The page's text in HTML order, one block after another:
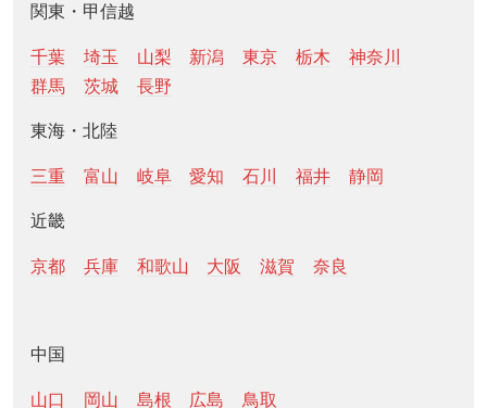
関東・甲信越
千葉 埼玉 山梨 新潟 東京 栃木
神奈川
群馬
茨城 長野
東海・北陸
三重 富山 岐阜 愛知 石川 福井 静岡
近畿
京都 兵庫 和歌山 大阪 滋賀 奈良
中国
山口 岡山 島根 広島 鳥取